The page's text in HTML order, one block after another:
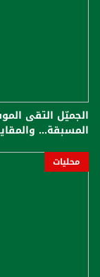
الجميّل التقى
المسبقة...
محليات